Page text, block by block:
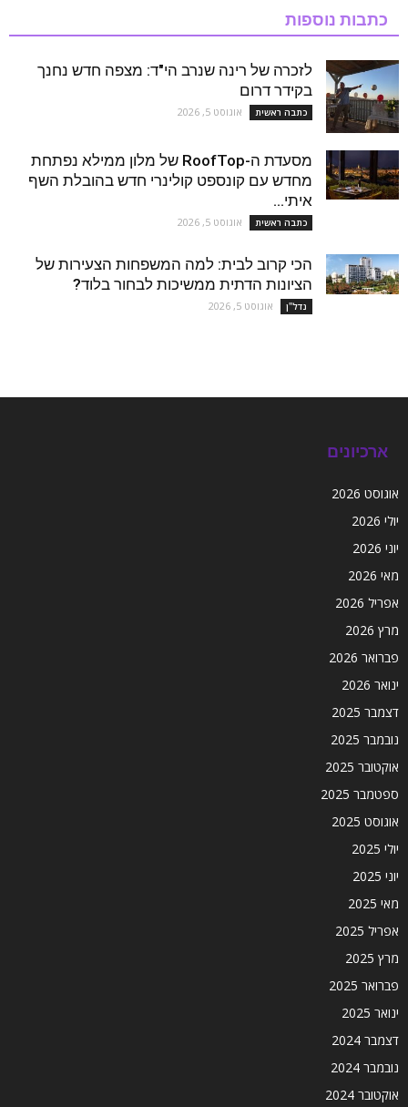
כתבות נוספות
לזכרה של רינה שנרב הי"ד: מצפה חדש נחנך
בקידר דרום
כתבה ראשית אוגוסט 5, 2026
מסעדת ה-RoofTop של מלון ממילא נפתחת
מחדש עם קונספט קולינרי חדש בהובלת השף
איתי...
כתבה ראשית אוגוסט 5, 2026
הכי קרוב לבית: למה המשפחות הצעירות של
הציונות הדתית ממשיכות לבחור בלוד?
נדל''ן אוגוסט 5, 2026
ארכיונים
אוגוסט 2026
יולי 2026
יוני 2026
מאי 2026
אפריל 2026
מרץ 2026
פברואר 2026
ינואר 2026
דצמבר 2025
נובמבר 2025
אוקטובר 2025
ספטמבר 2025
אוגוסט 2025
יולי 2025
יוני 2025
מאי 2025
אפריל 2025
מרץ 2025
פברואר 2025
ינואר 2025
דצמבר 2024
נובמבר 2024
אוקטובר 2024